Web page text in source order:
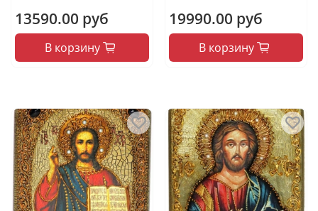
13590.00 руб
В корзину
19990.00 руб
В корзину